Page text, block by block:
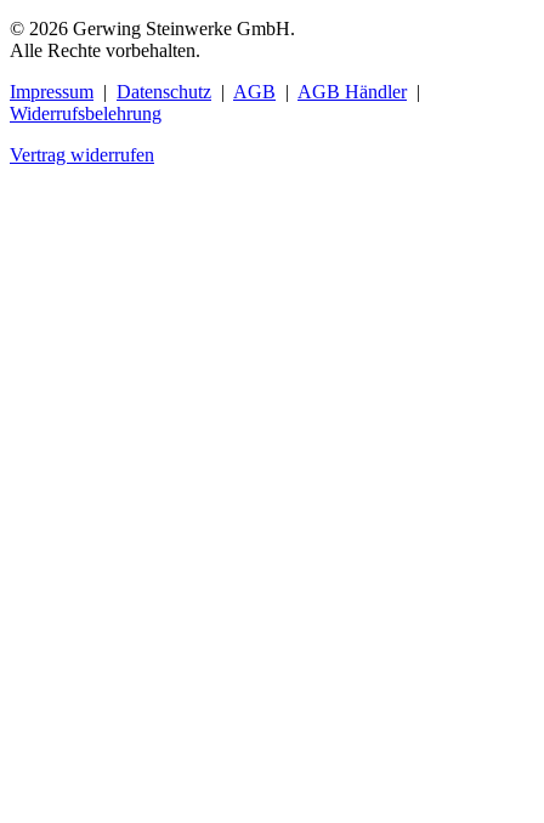
© 2026 Gerwing Steinwerke GmbH.
Alle Rechte vorbehalten.
Impressum | Datenschutz | AGB | AGB Händler|
Widerrufsbelehrung
Vertrag widerrufen